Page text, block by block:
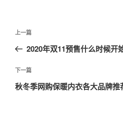
文
导
航
上
一
文
章
上一篇
2020年双11预售什么时候开
下
一
下一篇
秋冬季网购保暖内衣各大品牌推